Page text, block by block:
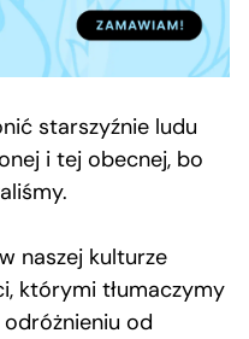
starszyźnie ludu
i tej obecnej, bo
naszej kulturze
którymi tłumaczymy
od